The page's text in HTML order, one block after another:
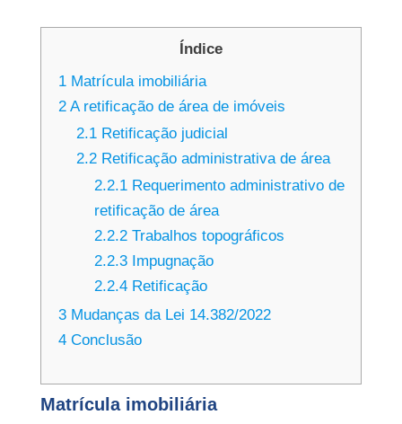
Índice
1 Matrícula imobiliária
2 A retificação de área de imóveis
2.1 Retificação judicial
2.2 Retificação administrativa de área
2.2.1 Requerimento administrativo de
retificação de área
2.2.2 Trabalhos topográficos
2.2.3 Impugnação
2.2.4 Retificação
3 Mudanças da Lei 14.382/2022
4 Conclusão
Matrícula imobiliária